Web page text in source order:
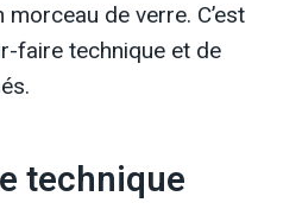
de verre. C’est
faire technique et de
technique